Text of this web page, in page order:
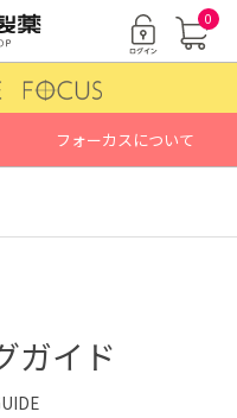
0
フォーカスについて
ガイド